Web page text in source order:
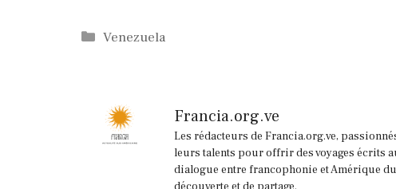
Catégories
Venezuela
Francia.org.ve
Les rédacteurs de Francia.org.ve,
leurs talents pour offrir des voyages écrits
dialogue entre francophonie et Amérique